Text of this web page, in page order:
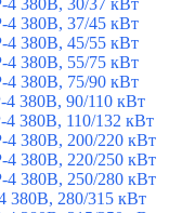
4 380В, 30/37 кВт
4 380В, 37/45 кВт
4 380В, 45/55 кВт
4 380В, 55/75 кВт
4 380В, 75/90 кВт
4 380В, 90/110 кВт
4 380В, 110/132 кВт
4 380В, 200/220 кВт
4 380В, 220/250 кВт
4 380В, 250/280 кВт
380В, 280/315 кВт